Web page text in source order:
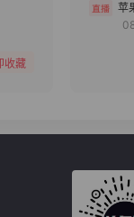
收藏
苹